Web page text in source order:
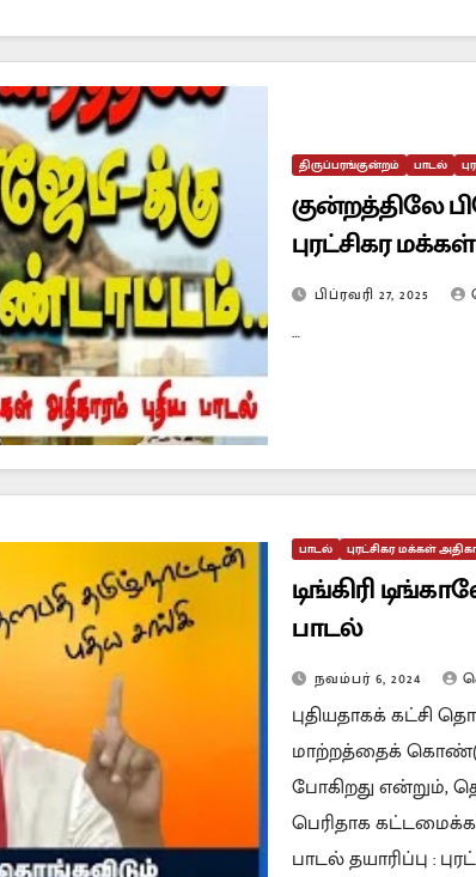
திருப்பரங்குன்றம் பாடல்
குன்றத்திலே
புரட்சிகர
பிப்ரவரி 27, 2025
…
பாடல் புரட்சிகர மக்கள்
டிங்கிரி
பாடல்
நவம்பர் 6, 2024
புதியதாகக் கட்சி
மாற்றத்தைக்
போகிறது என்றும்,
பெரிதாக
பாடல் தயாரிப்பு :